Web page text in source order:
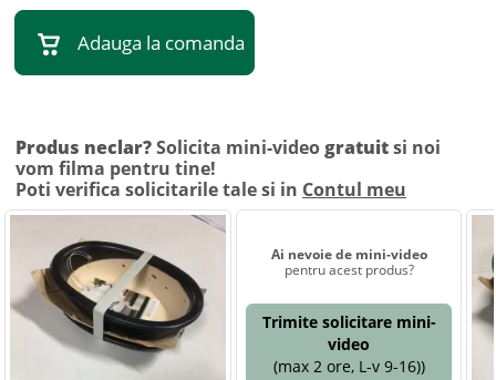
Adauga la comanda
Produs neclar?Solicita mini-video gratuitsi noi
vom filma pentru tine!
Poti verifica solicitarile tale si in Contul meu
Ai nevoie de mini-video
pentru acest produs?
Trimite solicitare mini-
video
(max 2 ore, L-v 9-16))